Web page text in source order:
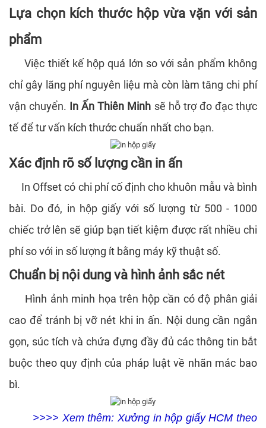
Lựa chọn kích thước hộp vừa vặn với sản
phẩm
Việc thiết kế hộp quá lớn so với sản phẩm không
chỉ gây lãng phí nguyên liệu mà còn làm tăng chi phí
vận chuyển. In Ấn Thiên Minh sẽ hỗ trợ đo đạc thực
tế để tư vấn kích thước chuẩn nhất cho bạn.
Xác định rõ số lượng cần in ấn
In Offset có chi phí cố định cho khuôn mẫu và bình
bài. Do đó, in hộp giấy với số lượng từ 500 - 1000
chiếc trở lên sẽ giúp bạn tiết kiệm được rất nhiều chi
phí so với in số lượng ít bằng máy kỹ thuật số.
Chuẩn bị nội dung và hình ảnh sắc nét
Hình ảnh minh họa trên hộp cần có độ phân giải
cao để tránh bị vỡ nét khi in ấn. Nội dung cần ngắn
gọn, súc tích và chứa đựng đầy đủ các thông tin bắt
buộc theo quy định của pháp luật về nhãn mác bao
bì.
>>>> Xem thêm: Xưởng in hộp giấy HCM theo